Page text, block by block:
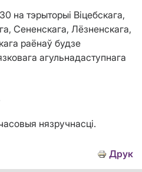
на тэрыторыі Віцебскага,
Сененскага, Лёзненскага,
раёнаў будзе
агульнадаступнага
нязручнасці.
Друк